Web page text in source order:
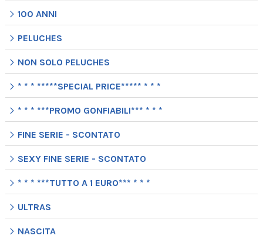
100 ANNI
PELUCHES
NON SOLO PELUCHES
* * * *****SPECIAL PRICE***** * * *
* * * ***PROMO GONFIABILI*** * * *
FINE SERIE - SCONTATO
SEXY FINE SERIE - SCONTATO
* * * ***TUTTO A 1 EURO*** * * *
ULTRAS
NASCITA